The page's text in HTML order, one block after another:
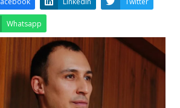
Facebook
Whatsapp